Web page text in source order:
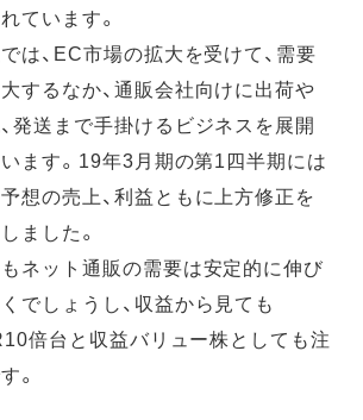
ています。
は、EC市場の拡大を受けて、需要
するなか、通販会社向けに出荷や
発送まで手掛けるビジネスを展開
ます。19年3月期の第1四半期には
想の売上、利益ともに上方修正を
ました。
ネット通販の需要は安定的に伸び
でしょうし、収益から見ても
倍台と収益バリュー株としても注
。